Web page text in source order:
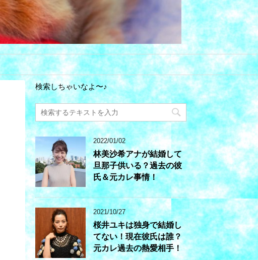
検索しちゃいなよ〜♪
2022/01/02
林美沙希アナが結婚して
旦那子供いる？過去の彼
氏＆元カレ事情！
2021/10/27
桜井ユキは独身で結婚し
てない！現在彼氏は誰？
元カレ過去の熱愛相手！